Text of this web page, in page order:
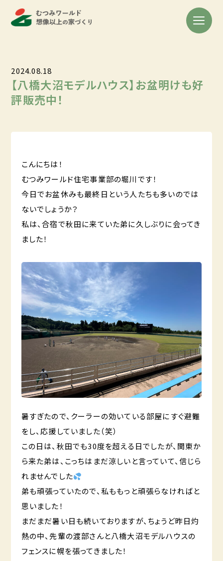
2024.08.18
【八橋大沼モデルハウス】お盆明けも好
評販売中！
こんにちは！
むつみワールド住宅事業部の堀川です！
今日でお盆休みも最終日という人たちも多いのでは
ないでしょうか？
私は、合宿で秋田に来ていた弟に久しぶりに会ってき
ました！
暑すぎたので、クーラーの効いている部屋にすぐ避難
をし、応援していました（笑）
この日は、秋田でも30度を超える日でしたが、関東か
ら来た弟は、こっちはまだ涼しいと言っていて、信じら
れませんでした
弟も頑張っていたので、私ももっと頑張らなければと
思いました！
まだまだ暑い日も続いておりますが、ちょうど昨日灼
熱の中、先輩の渡部さんと八橋大沼モデルハウスの
フェンスに幌を張ってきました！